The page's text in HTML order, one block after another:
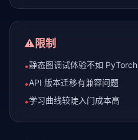
⚠️限制
•静态图调试体验不如 PyTorch
•API 版本迁移有兼容问题
•学习曲线较陡入门成本高